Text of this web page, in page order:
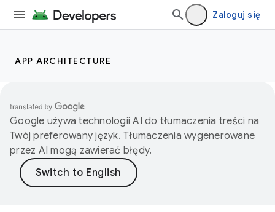
Zaloguj się
APP ARCHITECTURE
Google używa technologii AI do tłumaczenia treści na
Twój preferowany język. Tłumaczenia wygenerowane
przez AI mogą zawierać błędy.